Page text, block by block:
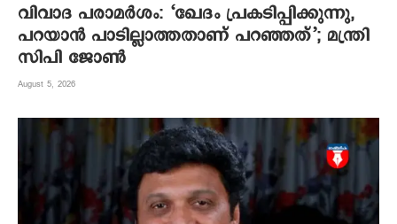
വിവാദ പരാമർശം: ‘ഖേദം പ്രകടിപ്പിക്കുന്നു,
പറയാൻ പാടില്ലാത്തതാണ് പറഞ്ഞത്’; മന്ത്രി
സിപി ജോൺ
August 5, 2026